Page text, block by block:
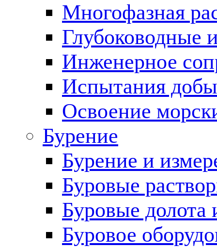
Многофазная
Глубоководные
Инженерное
Испытания
Освоение
Бурение
Бурение и
Буровые
Буровые долота
Буровое